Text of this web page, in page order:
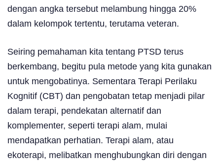
dengan angka tersebut melambung hingga 20%
dalam kelompok tertentu, terutama veteran.
Seiring pemahaman kita tentang PTSD terus
berkembang, begitu pula metode yang kita gunakan
untuk mengobatinya. Sementara Terapi Perilaku
Kognitif (CBT) dan pengobatan tetap menjadi pilar
dalam terapi, pendekatan alternatif dan
komplementer, seperti terapi alam, mulai
mendapatkan perhatian. Terapi alam, atau
ekoterapi, melibatkan menghubungkan diri dengan